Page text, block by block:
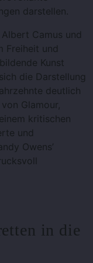
darstellen.
Camus und
Freiheit und
Kunst
die Darstellung
deutlich
Glamour,
kritischen
und
Owens’
in die